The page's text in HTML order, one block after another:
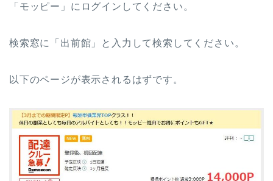
「モッピー」にログインしてください。
検索窓に「出前館」と入力して検索してください。
以下のページが表示されるはずです。